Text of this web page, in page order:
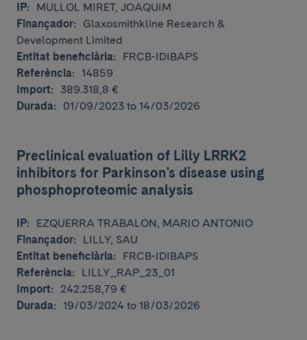
IP:
MULLOL MIRET, JOAQUIM
Finançador:
Glaxosmithkline Research &
Development Limited
Entitat beneficiària:
FRCB-IDIBAPS
Referència:
14859
Import:
389.318,8 €
Durada:
01/09/2023 to 14/03/2026
Preclinical evaluation of Lilly LRRK2
inhibitors for Parkinson's disease using
phosphoproteomic analysis
IP:
EZQUERRA TRABALON, MARIO ANTONIO
Finançador:
LILLY, SAU
Entitat beneficiària:
FRCB-IDIBAPS
Referència:
LILLY_RAP_23_01
Import:
242.258,79 €
Durada:
19/03/2024 to 18/03/2026